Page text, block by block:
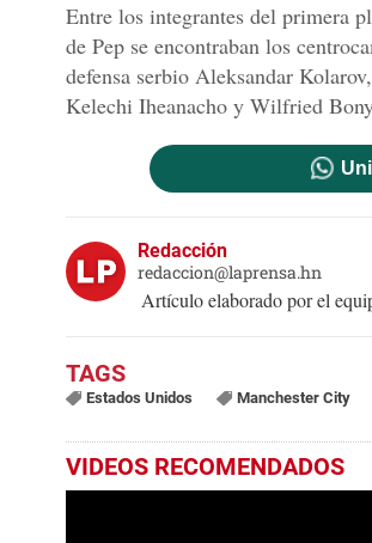
Entre los integrantes del primera
de Pep se encontraban los
defensa serbio Aleksandar
Kelechi Iheanacho y Wilfried
Redacción
redaccion@laprensa.hn
Artículo elaborado por el
Estados Unidos Manchester City
VIDEOS RECOMENDADOS